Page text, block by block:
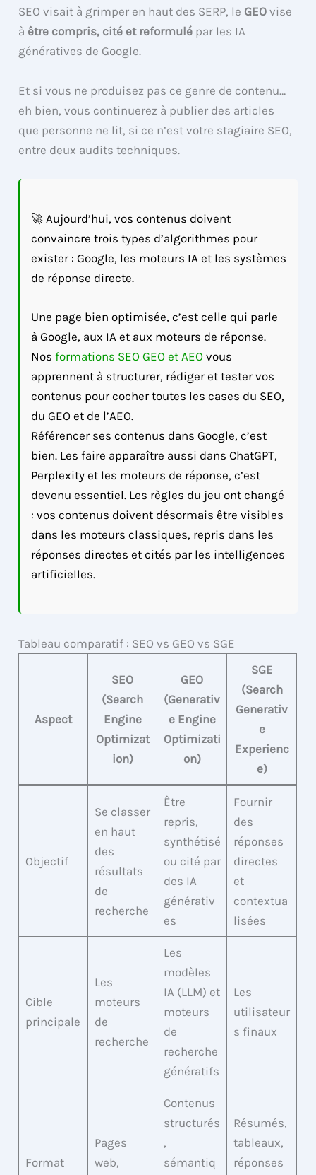
SEO visait à grimper en haut des SERP, le GEO vise
à être compris, cité et reformulé par les IA
génératives de Google.
Et si vous ne produisez pas ce genre de contenu…
eh bien, vous continuerez à publier des articles
que personne ne lit, si ce n’est votre stagiaire SEO,
entre deux audits techniques.
🚀 Aujourd’hui, vos contenus doivent
convaincre trois types d’algorithmes pour
exister : Google, les moteurs IA et les systèmes
de réponse directe.
Une page bien optimisée, c’est celle qui parle
à Google, aux IA et aux moteurs de réponse.
Nosformations SEO GEO et AEO vous
apprennent à structurer, rédiger et tester vos
contenus pour cocher toutes les cases du SEO,
du GEO et de l’AEO.
Référencer ses contenus dans Google, c’est
bien. Les faire apparaître aussi dans ChatGPT,
Perplexity et les moteurs de réponse, c’est
devenu essentiel. Les règles du jeu ont changé
: vos contenus doivent désormais être visibles
dans les moteurs classiques, repris dans les
réponses directes et cités par les intelligences
artificielles.
Tableau comparatif : SEO vs GEO vs SGE
Aspect
SEO
(Search
Engine
Optimizat
ion)
GEO
(Generativ
e Engine
Optimizati
on)
SGE
(Search
Generativ
e
Experienc
e)
Objectif
Se classer
en haut
des
résultats
de
recherche
Être
repris,
synthétisé
ou cité par
des IA
générativ
es
Fournir
des
réponses
directes
et
contextua
lisées
Cible
principale
Les
moteurs
de
recherche
Les
modèles
IA (LLM) et
moteurs
de
recherche
génératifs
Les
utilisateur
s finaux
Format
Pages
web,
Contenus
structurés
,
sémantiq
Résumés,
tableaux,
réponses